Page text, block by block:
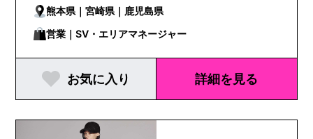
熊本県｜宮崎県｜鹿児島県
営業｜SV・エリアマネージャー
お気に入り 詳細を見る